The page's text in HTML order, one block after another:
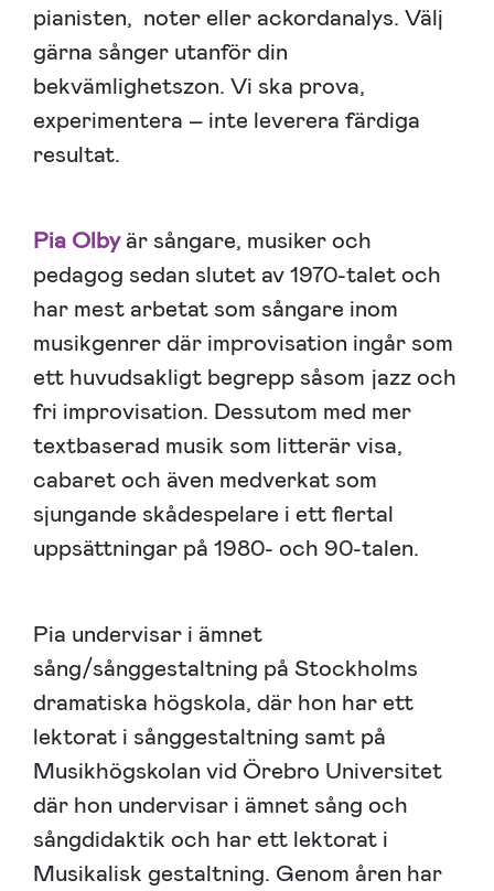
pianisten, noter eller ackordanalys. Välj
gärna sånger utanför din
bekvämlighetszon. Vi ska prova,
experimentera – inte leverera färdiga
resultat.
Pia Olbyär sångare, musiker och
pedagog sedan slutet av 1970-talet och
har mest arbetat som sångare inom
musikgenrer där improvisation ingår som
ett huvudsakligt begrepp såsom jazz och
fri improvisation. Dessutom med mer
textbaserad musik som litterär visa,
cabaret och även medverkat som
sjungande skådespelare i ett flertal
uppsättningar på 1980- och 90-talen.
Pia undervisar i ämnet
sång/sånggestaltning på Stockholms
dramatiska högskola, där hon har ett
lektorat i sånggestaltning samt på
Musikhögskolan vid Örebro Universitet
där hon undervisar i ämnet sång och
sångdidaktik och har ett lektorat i
Musikalisk gestaltning. Genom åren har